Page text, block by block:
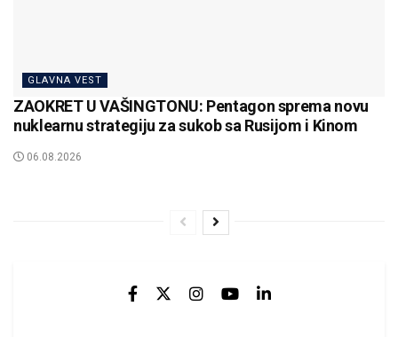
GLAVNA VEST
ZAOKRET U VAŠINGTONU: Pentagon sprema novu
nuklearnu strategiju za sukob sa Rusijom i Kinom
06.08.2026